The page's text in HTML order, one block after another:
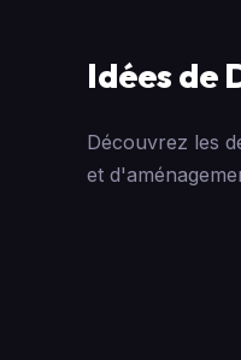
Idées de
Découvrez les
et